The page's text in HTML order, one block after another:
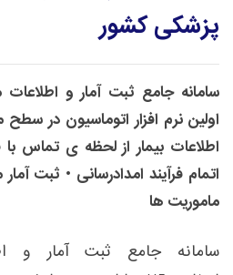
پزشکی کشور
اولین نرم افزار اتوماسیون در
اتمام فرآیند امدادرسانی • ثبت
ماموریت ها
سامانه جامع ثبت آمار و